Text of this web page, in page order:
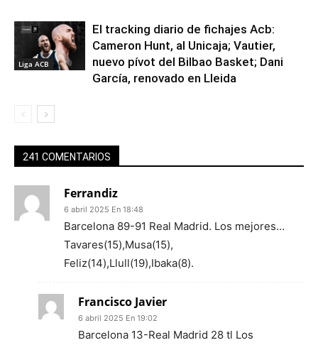
Liga ACB
El tracking diario de fichajes Acb:
Cameron Hunt, al Unicaja; Vautier,
nuevo pívot del Bilbao Basket; Dani
García, renovado en Lleida
241 COMENTARIOS
Ferrandiz
6 abril 2025 En 18:48
Barcelona 89-91 Real Madrid. Los mejores…
Tavares(15),Musa(15),
Feliz(14),Llull(19),Ibaka(8).
Francisco Javier
6 abril 2025 En 19:02
Barcelona 13-Real Madrid 28 tl Los